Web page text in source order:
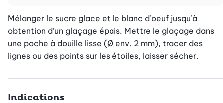
Mélanger le sucre glace et le blanc d’oeuf jusqu’à
obtention d’un glaçage épais. Mettre le glaçage dans
une poche à douille lisse (Ø env. 2 mm), tracer des
lignes ou des points sur les étoiles, laisser sécher.
Indications